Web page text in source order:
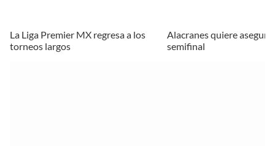
La Liga Premier MX regresa a los
torneos largos
Alacranes quiere
semifinal